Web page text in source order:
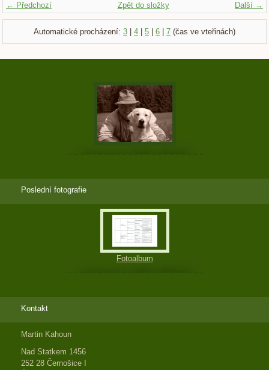
← Předchozí Další →
Zpět do složky
Automatické procházení: 3 4 5 6 7 (čas ve vteřinách)
Poslední fotografie
Fotoalbum
Kontakt
Martin Kahoun
Nad Statkem 1456
252 28 Černošice I